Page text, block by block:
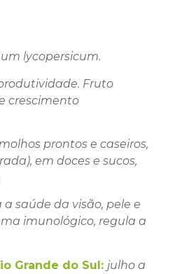
lycopersicum.
Fruto
crescimento
prontos e caseiros,
em doces e sucos,
saúde da visão, pele e
imunológico, regula a
Grande do Sul: julho a